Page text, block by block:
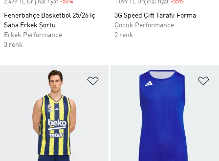
2.499 TL Orijinal fiyat -50%
Fenerbahçe Basketbol 25/26 Iç
Saha Erkek Şortu
Erkek Performance
3 renk
1.099 TL Orijinal fiyat -55%
3G Speed Çift Taraflı Forma
Çocuk Performance
2 renk
Favori Listesine Ekle